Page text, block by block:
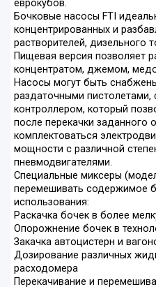
еврокубов.
Бочковые насосы FTI
концентрированных и
растворителей, дизельного
Пищевая версия позволяет
концентратом, джемом,
Насосы могут быть
раздаточными пистолетами,
контроллером, который
после перекачки заданного
комплектоваться
мощности с различной
пневмодвигателями.
Специальные миксеры
перемешивать содержимое
использования:
Раскачка бочек в более
Опорожнение бочек в
Закачка автоцистерн и
Дозирование различных
расходомера
Перекачивание и